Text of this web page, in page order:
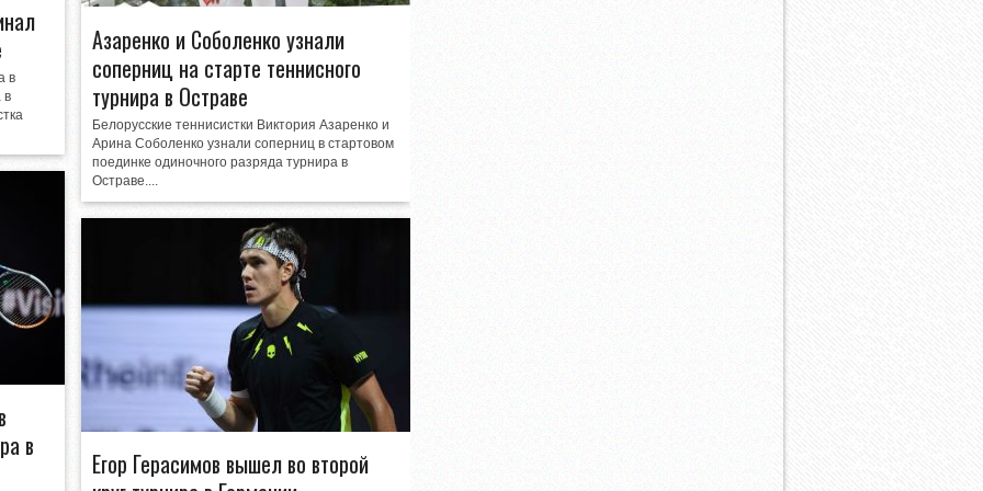
в
в
Азаренко и Соболенко узнали
соперниц на старте теннисного
турнира в Остраве
Белорусские теннисистки Виктория Азаренко и
Арина Соболенко узнали соперниц в стартовом
поединке одиночного разряда турнира в
Остраве....
в
Егор Герасимов вышел во второй